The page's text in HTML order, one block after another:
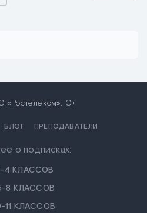
0+
БЛОГ ПРЕПОДАВАТЕЛИ
о подписках:
4 КЛАССОВ
8 КЛАССОВ
11 КЛАССОВ